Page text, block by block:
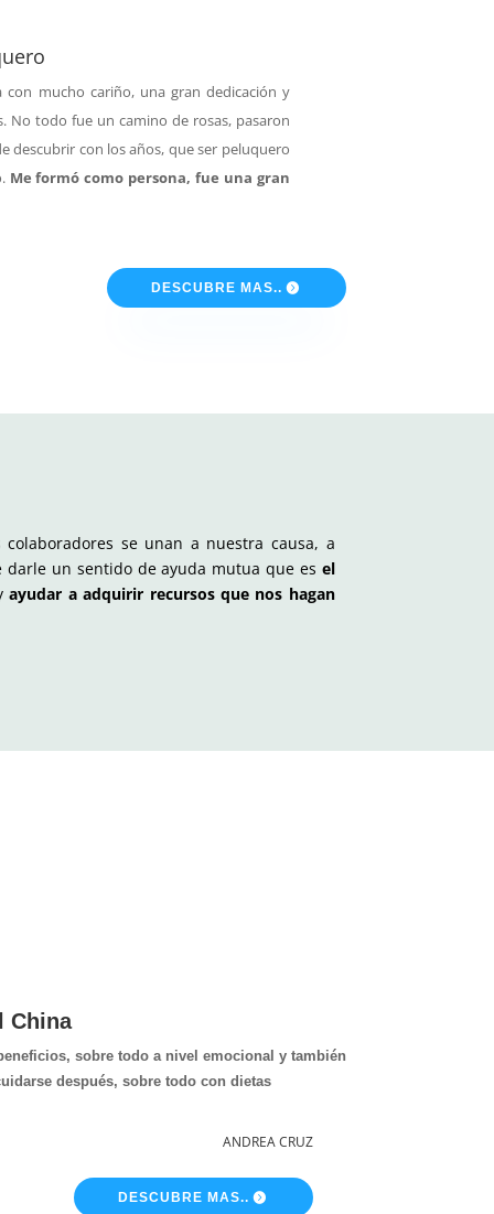
con mucho cariño, una gran dedicación y
No todo fue un camino de rosas, pasaron
descubrir con los años, que ser peluquero
Me formó como persona, fue una gran
DESCUBRE MAS..
se unan a nuestra causa, a
un sentido de ayuda mutua que es el
ayudar a adquirir recursos que nos hagan
China
sobre todo a nivel emocional y también
después, sobre todo con dietas
ANDREA CRUZ
DESCUBRE MAS..